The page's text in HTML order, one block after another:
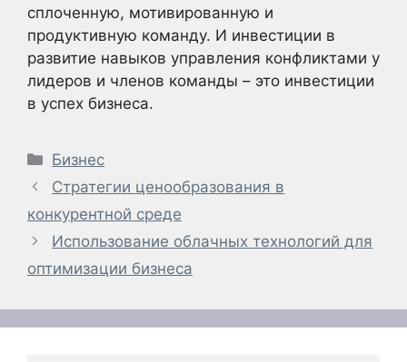
сплоченную, мотивированную и
продуктивную команду. И инвестиции в
развитие навыков управления конфликтами у
лидеров и членов команды – это инвестиции
в успех бизнеса.
Рубрики
Бизнес
Стратегии ценообразования в
конкурентной среде
Использование облачных технологий для
оптимизации бизнеса